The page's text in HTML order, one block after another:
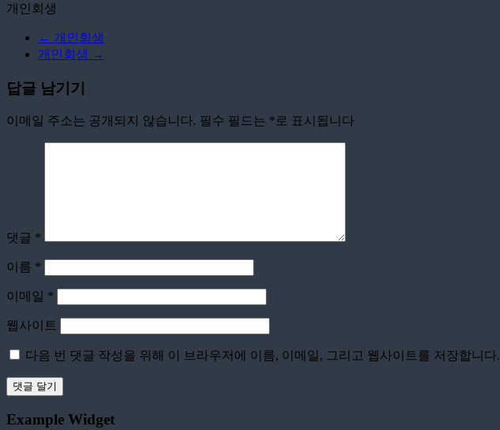
개인회생
← 개인회생
개인회생 →
답글 남기기
이메일 주소는 공개되지 않습니다. 필수 필드는 * 로 표시됩니다
댓글 *
이름 *
이메일 *
웹사이트
다음 번 댓글 작성을 위해 이 브라우저에 이름, 이메일, 그리고 웹사이트를 저장합니다.
Example Widget